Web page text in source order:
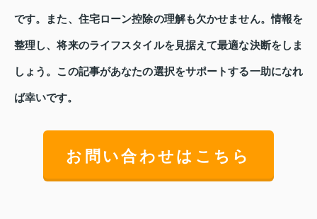
です。また、住宅ローン控除の理解も欠かせません。情報を
整理し、将来のライフスタイルを見据えて最適な決断をしま
しょう。この記事があなたの選択をサポートする一助になれ
ば幸いです。
お問い合わせはこちら